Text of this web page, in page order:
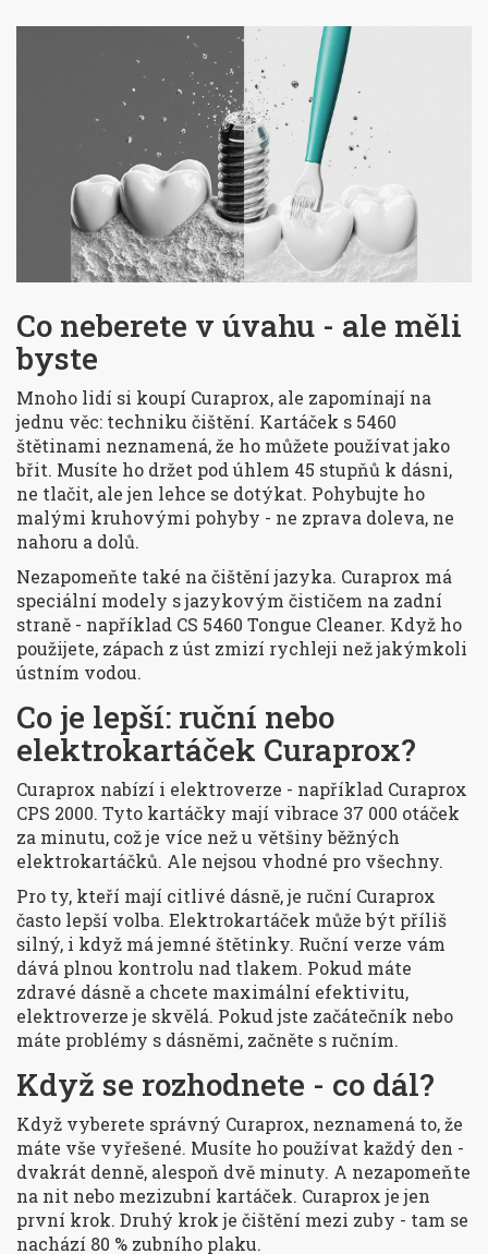
Co neberete v úvahu - ale měli
byste
Mnoho lidí si koupí Curaprox, ale zapomínají na
jednu věc: techniku čištění. Kartáček s 5460
štětinami neznamená, že ho můžete používat jako
břit. Musíte ho držet pod úhlem 45 stupňů k dásni,
ne tlačit, ale jen lehce se dotýkat. Pohybujte ho
malými kruhovými pohyby - ne zprava doleva, ne
nahoru a dolů.
Nezapomeňte také na čištění jazyka. Curaprox má
speciální modely s jazykovým čističem na zadní
straně - například CS 5460 Tongue Cleaner. Když ho
použijete, zápach z úst zmizí rychleji než jakýmkoli
ústním vodou.
Co je lepší: ruční nebo
elektrokartáček Curaprox?
Curaprox nabízí i elektroverze - například Curaprox
CPS 2000. Tyto kartáčky mají vibrace 37 000 otáček
za minutu, což je více než u většiny běžných
elektrokartáčků. Ale nejsou vhodné pro všechny.
Pro ty, kteří mají citlivé dásně, je ruční Curaprox
často lepší volba. Elektrokartáček může být příliš
silný, i když má jemné štětinky. Ruční verze vám
dává plnou kontrolu nad tlakem. Pokud máte
zdravé dásně a chcete maximální efektivitu,
elektroverze je skvělá. Pokud jste začátečník nebo
máte problémy s dásněmi, začněte s ručním.
Když se rozhodnete - co dál?
Když vyberete správný Curaprox, neznamená to, že
máte vše vyřešené. Musíte ho používat každý den -
dvakrát denně, alespoň dvě minuty. A nezapomeňte
na nit nebo mezizubní kartáček. Curaprox je jen
první krok. Druhý krok je čištění mezi zuby - tam se
nachází 80 % zubního plaku.